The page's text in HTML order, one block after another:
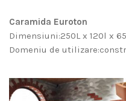
Caramida Euroton
Dimensiuni:250L x 120l x
Domeniu de